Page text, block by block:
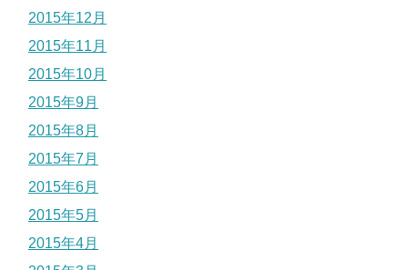
2015年12月
2015年11月
2015年10月
2015年9月
2015年8月
2015年7月
2015年6月
2015年5月
2015年4月